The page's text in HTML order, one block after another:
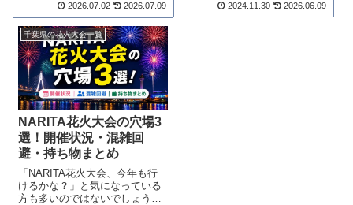
所選びで観覧の快適さは大きく
変わります。混雑データから無
料の穴場4選、持ち物まで実践的
な情報をまとめまし...
2026.07.02 2026.07.09
論からお伝えすると、観覧スポ
2024.11.30 2026.06.09
千葉県の花火大会一覧
NARITA花火大会の穴場3
選！開催状況・混雑回
避・持ち物まとめ
「NARITA花火大会、今年も行
けるかな？」と気になっている
方も多いのではないでしょう